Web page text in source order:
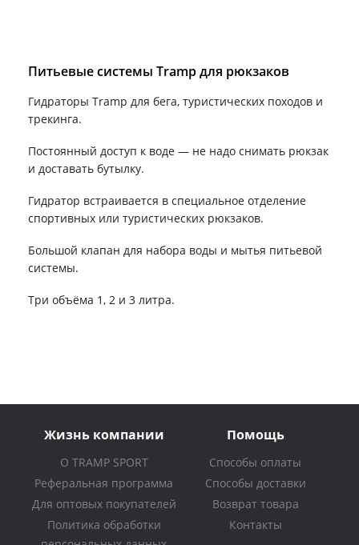
Питьевые системы Tramp для рюкзаков
Гидраторы Tramp для бега, туристических походов и
трекинга.
Постоянный доступ к воде — не надо снимать рюкзак
и доставать бутылку.
Гидратор встраивается в специальное отделение
спортивных или туристических рюкзаков.
Большой клапан для набора воды и мытья питьевой
системы.
Три объёма 1, 2 и 3 литра.
Жизнь компании
О TRAMP SPORT
Реферальная программа
Для оптовых покупателей
Политика обработки
Помощь
Способы оплаты
Способы доставки
Возврат товара
Контакты